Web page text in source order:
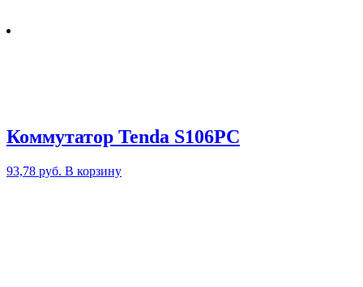
Коммутатор Tenda S106PC
93,78 руб. В корзину